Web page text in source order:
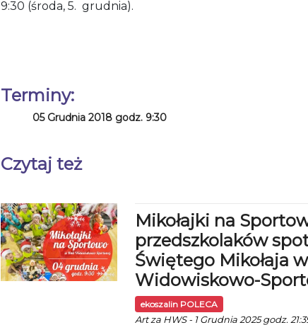
9:30 (środa, 5. grudnia).
Terminy:
05 Grudnia 2018 godz. 9:30
Czytaj też
Mikołajki na
przedszkolaków
Świętego Mikołaja
Widowiskowo-
ekoszalin POLECA
Art za HWS - 1 Grudnia 2025 godz.